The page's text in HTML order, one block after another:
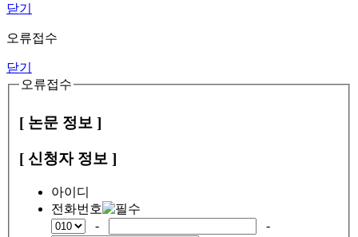
닫기
오류접수
닫기
오류접수
[ 논문 정보 ]
[ 신청자 정보 ]
아이디
전화번호
-
-